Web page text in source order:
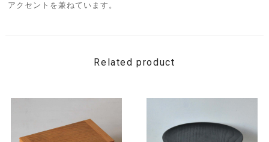
アクセントを兼ねています。
Related product